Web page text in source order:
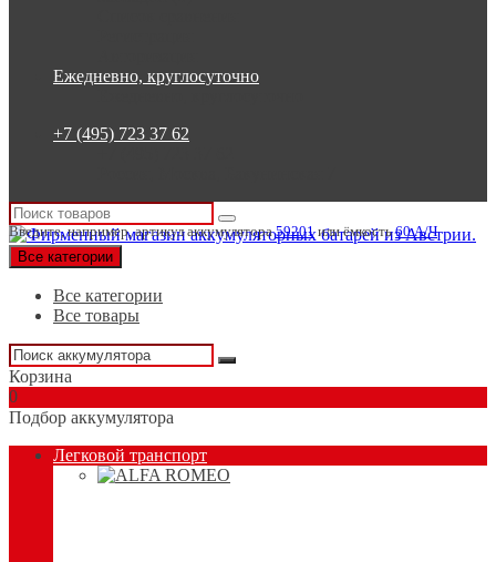
Ежедневно, круглосуточно
+7 (495) 723 37 62
Введите, например, артикул аккумулятора59201или ёмкость60 А/Ч
Все категории
Все категории
Все товары
Корзина
0
Подбор аккумулятора
Легковой транспорт